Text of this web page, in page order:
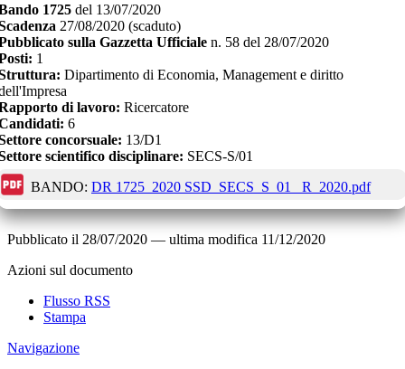
1725 del 13/07/2020
27/08/2020 (scaduto)
sulla Gazzetta Ufficiale n. 58 del 28/07/2020
1
Dipartimento di Economia, Management e diritto
di lavoro: Ricercatore
6
concorsuale: 13/D1
scientifico disciplinare: SECS-S/01
BANDO: DR 1725_2020 SSD_SECS_S_01_ R_2020.pdf
Pubblicato il 28/07/2020 — ultima modifica 11/12/2020
Azioni sul documento
Flusso RSS
Stampa
Navigazione